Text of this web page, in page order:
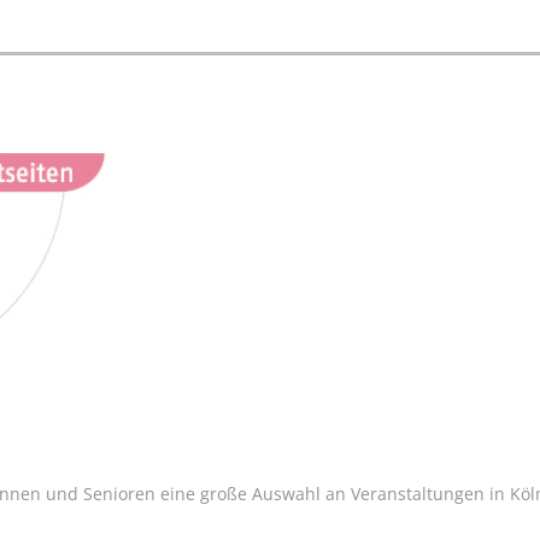
und Senioren eine große Auswahl an Veranstaltungen in